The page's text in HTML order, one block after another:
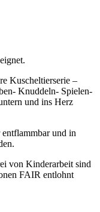
Kuscheltierserie –
Knuddeln- Spielen-
und ins Herz
und in
von Kinderarbeit sind
FAIR entlohnt